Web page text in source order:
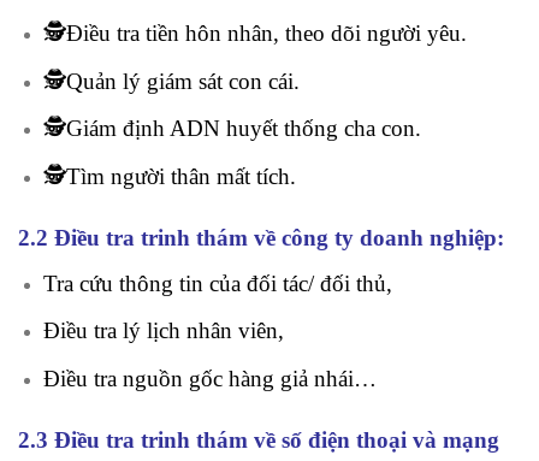
🕵️Điều tra tiền hôn nhân, theo dõi người yêu.
🕵️Quản lý giám sát con cái.
🕵️Giám định ADN huyết thống cha con.
🕵️Tìm người thân mất tích.
2.2 Điều tra trinh thám về công ty doanh nghiệp:
Tra cứu thông tin của đối tác/ đối thủ,
Điều tra lý lịch nhân viên,
Điều tra nguồn gốc hàng giả nhái…
2.3 Điều tra trinh thám về số điện thoại và mạng